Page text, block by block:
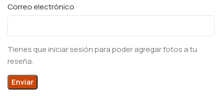
Correo electrónico
Tienes que iniciar sesión para poder agregar fotos a tu
reseña.